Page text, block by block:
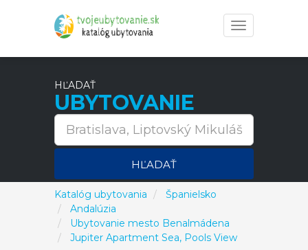
Toggle
navigation
HĽADAŤ
UBYTOVANIE
HĽADAŤ
Katalóg ubytovania
Španielsko
Andalúzia
Ubytovanie mesto Benalmádena
Jupiter Apartment Sea, Pools View